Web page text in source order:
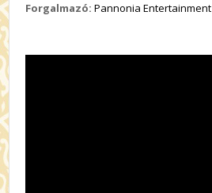
Forgalmazó: Pannonia Entertainment